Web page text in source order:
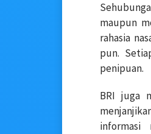
maupun
rahasia
pun.
penipuan.
BRI juga
informasi